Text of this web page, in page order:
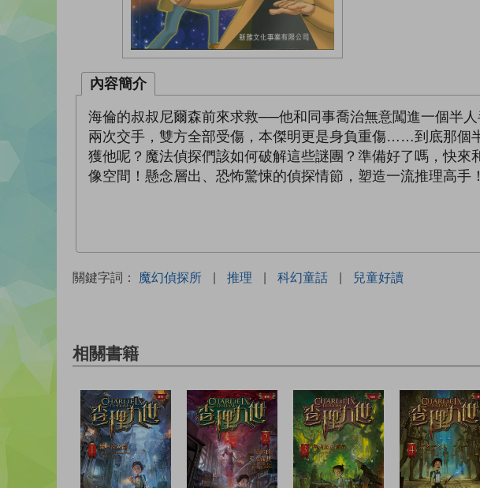
內容簡介
海倫的叔叔尼爾森前來求救──他和同事喬治無意闖進一個半
兩次交手，雙方全部受傷，本傑明更是身負重傷……到底那個
獲他呢？魔法偵探們該如何破解這些謎團？準備好了嗎，快
像空間！懸念層出、恐怖驚悚的偵探情節，塑造一流推理高手
關鍵字詞： 魔幻偵探所 | 推理 | 科幻童話 | 兒童好讀
相關書籍